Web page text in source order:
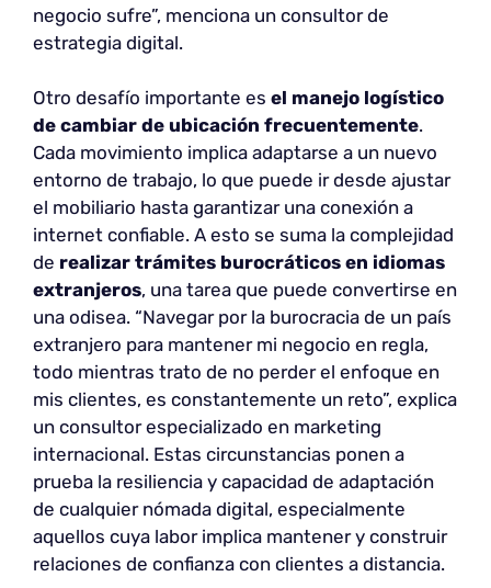
negocio sufre”, menciona un consultor de
estrategia digital.
Otro desafío importante es el manejo logístico
de cambiar de ubicación frecuentemente.
Cada movimiento implica adaptarse a un nuevo
entorno de trabajo, lo que puede ir desde ajustar
el mobiliario hasta garantizar una conexión a
internet confiable. A esto se suma la complejidad
de realizar trámites burocráticos en idiomas
extranjeros, una tarea que puede convertirse en
una odisea. “Navegar por la burocracia de un país
extranjero para mantener mi negocio en regla,
todo mientras trato de no perder el enfoque en
mis clientes, es constantemente un reto”, explica
un consultor especializado en marketing
internacional. Estas circunstancias ponen a
prueba la resiliencia y capacidad de adaptación
de cualquier nómada digital, especialmente
aquellos cuya labor implica mantener y construir
relaciones de confianza con clientes a distancia.